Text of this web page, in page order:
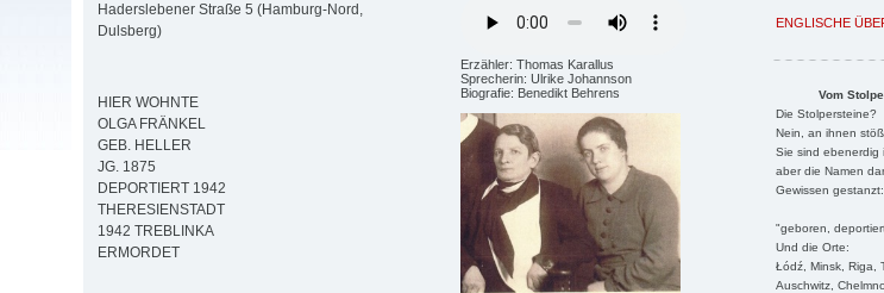
ENGLISCHE
Vom
Die Stolpersteine?
Nein, an ihnen
Sie sind ebenerdig
aber die Namen
Gewissen gestanzt:
"geboren,
Und die Orte:
Łódź, Minsk, Riga,
Auschwitz,
Erzähler: Thomas Karallus
Sprecherin: Ulrike Johannson
Biografie: Benedikt Behrens
Haderslebener Straße 5 (Hamburg-Nord,
Dulsberg)
HIER WOHNTE
OLGA FRÄNKEL
GEB. HELLER
JG. 1875
DEPORTIERT 1942
THERESIENSTADT
1942 TREBLINKA
ERMORDET